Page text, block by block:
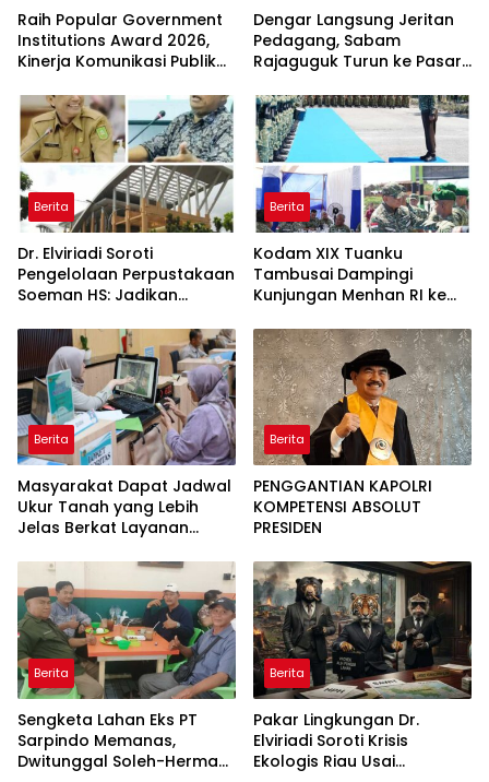
Raih Popular Government
Institutions Award 2026,
Kinerja Komunikasi Publik
Kembali Diakui
Dengar Langsung Jeritan
Pedagang, Sabam
Rajaguguk Turun ke Pasar
Berita
Dr. Elviriadi Soroti
Pengelolaan Perpustakaan
Soeman HS: Jadikan
Kawah Candradimuka
Intelektual
Berita
Kodam XIX Tuanku
Tambusai Dampingi
Kunjungan Menhan RI ke
Perkuat Pembangunan
Satuan
Berita
Masyarakat Dapat Jadwal
Ukur Tanah yang Lebih
Jelas Berkat Layanan
Berita
PENGGANTIAN KAPOLRI
KOMPETENSI ABSOLUT
PRESIDEN
Berita
Sengketa Lahan Eks PT
Sarpindo Memanas,
Dwitunggal Soleh-Herman
Berita
Pakar Lingkungan Dr.
Elviriadi Soroti Krisis
Ekologis Riau Usai